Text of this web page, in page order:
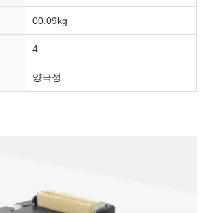
00.09kg
4
양극성